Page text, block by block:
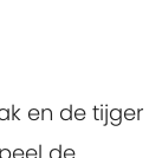
en de tijger